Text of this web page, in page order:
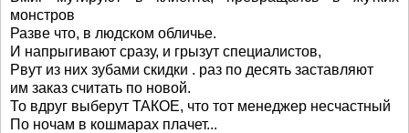
монстров
Разве что, в людском обличье.
И напрыгивают сразу, и грызут специалистов,
Рвут из них зубами скидки . раз по десять заставляют
им заказ считать по новой.
То вдруг выберут ТАКОЕ, что тот менеджер несчастный
По ночам в кошмарах плачет...